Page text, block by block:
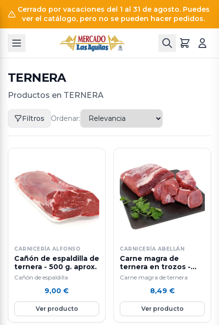
Cerrado por vacaciones del 1 al 31 de agosto. Puedes
ver el catálogo, pero no se pueden hacer pedidos.
TERNERA
Productos en TERNERA
Filtros Ordenar:
CARNICERÍA ALFONSO
Cañón de espaldilla de
ternera - 500 g. aprox.
Cañón de espaldilla
9,00 €
Ver producto
CARNICERÍA ABELLÁN
Carne magra de
ternera en trozos -
500 g. aprox.
Carne magra de ternera
8,49 €
Ver producto